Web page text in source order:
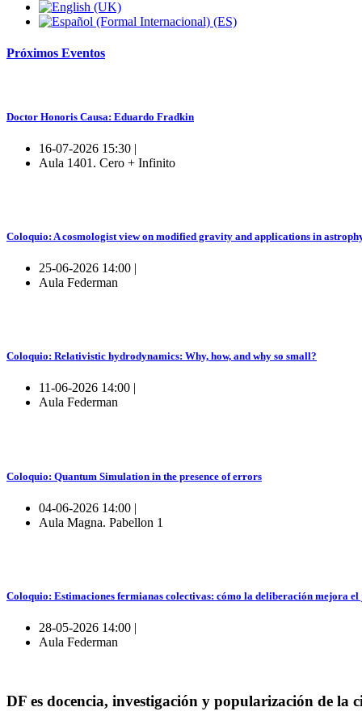
Próximos Eventos
Doctor Honoris Causa: Eduardo Fradkin
16-07-2026 15:30 |
Aula 1401. Cero + Infinito
Coloquio: A cosmologist view on modified gravity and applications in
25-06-2026 14:00 |
Aula Federman
Coloquio: Relativistic hydrodynamics: Why, how, and why so small?
11-06-2026 14:00 |
Aula Federman
Coloquio: Quantum Simulation in the presence of errors
04-06-2026 14:00 |
Aula Magna. Pabellon 1
Coloquio: Estimaciones fermianas colectivas: cómo la deliberación mejora
28-05-2026 14:00 |
Aula Federman
DF es docencia, investigación y popularización de la